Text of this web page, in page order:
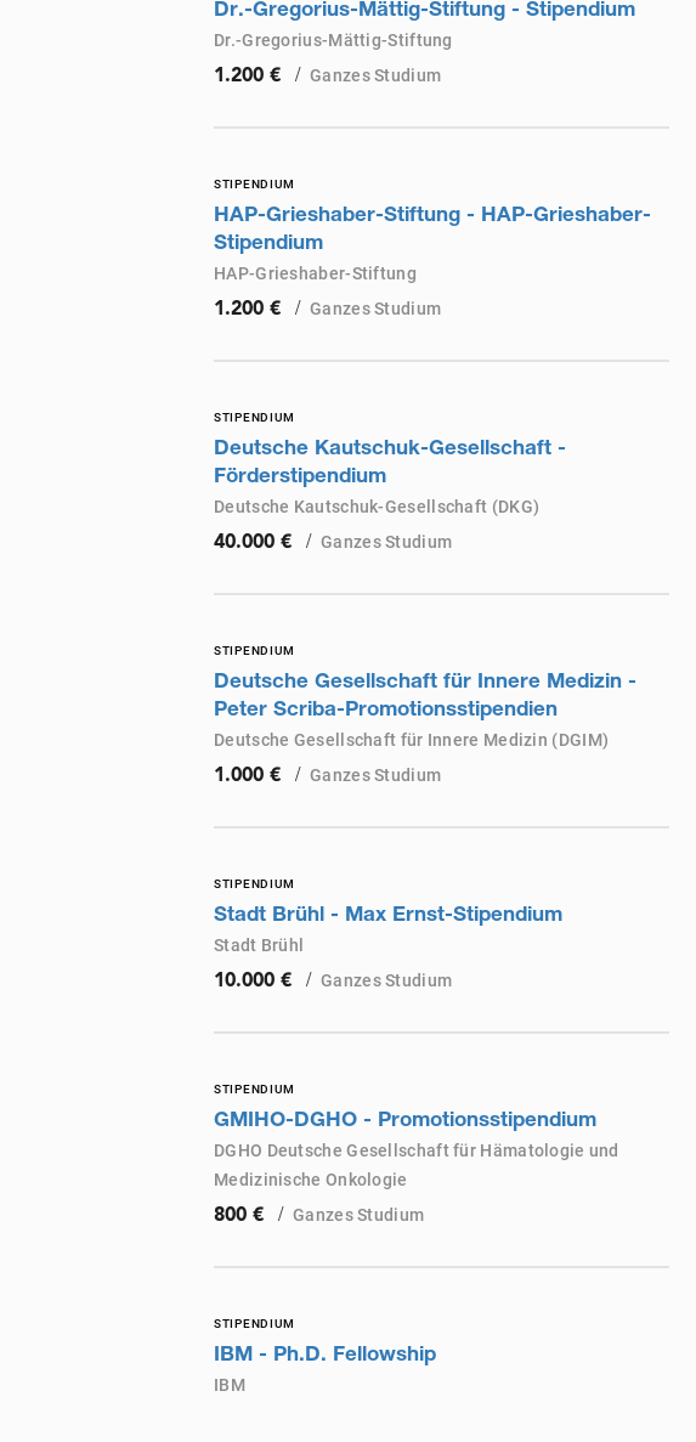
Dr.-Gregorius-Mättig-Stiftung - Stipendium
Dr.-Gregorius-Mättig-Stiftung
1.200 €
/ Ganzes Studium
STIPENDIUM
HAP-Grieshaber-Stiftung - HAP-Grieshaber-
Stipendium
HAP-Grieshaber-Stiftung
1.200 €
/ Ganzes Studium
STIPENDIUM
Deutsche Kautschuk-Gesellschaft -
Förderstipendium
Deutsche Kautschuk-Gesellschaft (DKG)
40.000 €
/ Ganzes Studium
STIPENDIUM
Deutsche Gesellschaft für Innere Medizin -
Peter Scriba-Promotionsstipendien
Deutsche Gesellschaft für Innere Medizin (DGIM)
1.000 €
/ Ganzes Studium
STIPENDIUM
Stadt Brühl - Max Ernst-Stipendium
Stadt Brühl
10.000 €
/ Ganzes Studium
STIPENDIUM
GMIHO-DGHO - Promotionsstipendium
DGHO Deutsche Gesellschaft für Hämatologie und
Medizinische Onkologie
800 €
/ Ganzes Studium
STIPENDIUM
IBM - Ph.D. Fellowship
IBM